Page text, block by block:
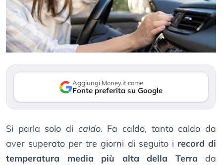
Aggiungi Money.it come
Fonte preferita su Google
Si parla solo di caldo. Fa caldo, tanto caldo da
aver superato per tre giorni di seguito i record di
temperatura media più alta della Terra da